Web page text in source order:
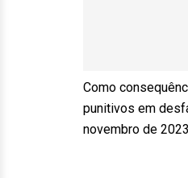
Como
punitivos em
novembro de